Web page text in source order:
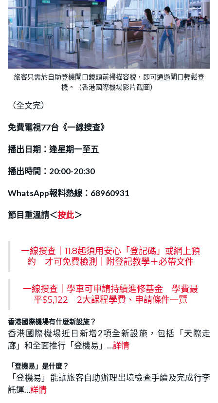
旅客只需於自助登機閘口鏡頭前掃描容貌，即可通過閘口輕鬆登
機。（​​香港國際機場影片截圖）
（全文完）
免費電視77台《一線搜查》
播出日期：逢星期一至五
播出時間：20:00-20:30
WhatsApp報料熱線：68960931
節目重溫請＜按此＞
一線搜查｜11.8起須用安心「登記碼」或網上預
約 才可免費檢測｜附登記教學＋必帶文件
一線搜查｜學車可申請持續進修基金 學費最
平$5,122 2大課程學費、申請條件一覽
香港國際機場有什麼新設施？
香港國際機場近日新增2項全新設施，包括「天際走
廊」和全面推行「登機易」…詳情
「登機易」是什麼？
「登機易」能讓旅客自助辦理出境檢查手續及完成行李
託運…詳情